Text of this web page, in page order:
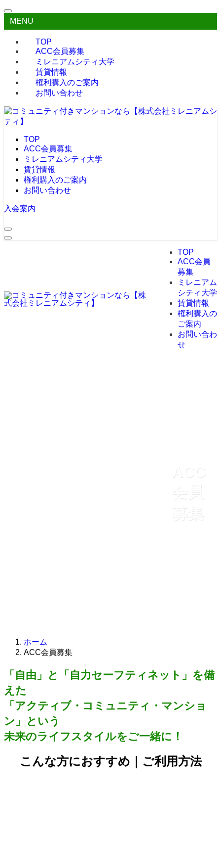
MENU
TOP
ACC会員募集
ミレニアムシティ大学
賃貸情報
権利購入のご案内
お問い合わせ
TOP
ACC会員募集
ミレニアムシティ大学
賃貸情報
権利購入のご案内
お問い合わせ
入会案内
TOP
ACC会員
募集
ミレニアム
シティ大学
賃貸情報
権利購入の
ご案内
お問い合わ
せ
ACC
会員
募集
ホーム
ACC会員募集
「自由」と「自力セーフティネット」を備
えた
「アクティブ・コミュニティ・マンショ
ン」という
未来のライフスタイルをご一緒に！
こんな方におすすめ｜ご利用方法